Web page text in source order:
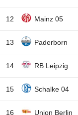
12 Mainz 05
13 Paderborn
14 RB Leipzig
15 Schalke 04
16 Union Berlin